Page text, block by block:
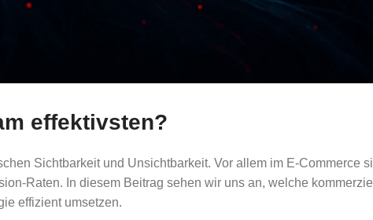
effektivsten?
Sichtbarkeit und Unsichtbarkeit. Vor allem im E-Commerce
Raten. In diesem Beitrag sehen wir uns an, welche
effizient umsetzen.